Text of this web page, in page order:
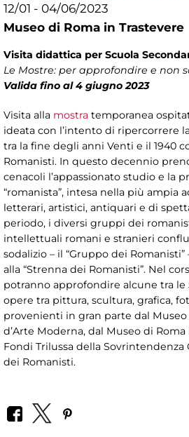
12/01 - 04/06/2023
Museo di Roma in Trastevere
Visita didattica per Scuola
Le Mostre: per approfondire e non
Valida fino al 4 giugno 2023
Visita alla mostra temporanea
ideata con l’intento di ripercorrere
tra la fine degli anni Venti e il 1940
Romanisti. In questo decennio
cenacoli l’appassionato studio e la
“romanista”, intesa nella più ampia
letterari, artistici, antiquari e di
periodo, i diversi gruppi dei
intellettuali romani e stranieri
sodalizio – il “Gruppo dei
alla “Strenna dei Romanisti”. Nel
potranno approfondire alcune tra le
opere tra pittura, scultura, grafica,
provenienti in gran parte dal Museo
d’Arte Moderna, dal Museo di Roma
Fondi Trilussa della
dei Romanisti.